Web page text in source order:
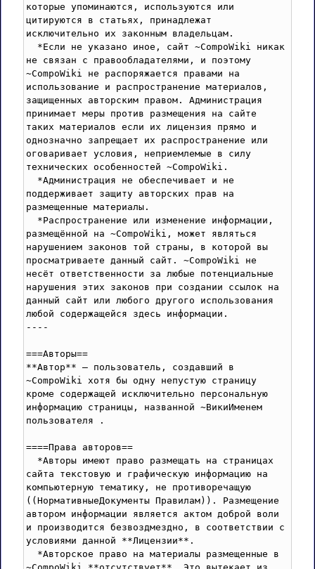
которые упоминаются, используются или
цитируются в статьях, принадлежат
исключительно их законным владельцам.
*Если не указано иное, сайт ~CompoWiki никак
не связан с правообладателями, и поэтому
~CompoWiki не распоряжается правами на
использование и распространение материалов,
защищенных авторским правом. Администрация
принимает меры против размещения на сайте
таких материалов если их лицензия прямо и
однозначно запрещает их распространение или
оговаривает условия, неприемлемые в силу
технических особенностей ~CompoWiki.
*Администрация не обеспечивает и не
поддерживает защиту авторских прав на
размещенные материалы.
*Распространение или изменение информации,
размещённой на ~CompoWiki, может являться
нарушением законов той страны, в которой вы
просматриваете данный сайт. ~CompoWiki не
несёт ответственности за любые потенциальные
нарушения этих законов при создании ссылок на
данный сайт или любого другого использования
любой содержащейся здесь информации.
----
===Авторы==
**Автор** – пользователь, создавший в
~CompoWiki хотя бы одну непустую страницу
кроме содержащей исключительно персональную
информацию страницы, названной ~ВикиИменем
пользователя .
====Права авторов==
*Авторы имеют право размещать на страницах
сайта текстовую и графическую информацию на
компьютерную тематику, не противоречащую
((НормативныеДокументы Правилам)). Размещение
автором информации является актом доброй воли
и производится безвоздмездно, в соответствии с
условиями данной **Лицензии**.
*Авторское право на материалы размещенные в